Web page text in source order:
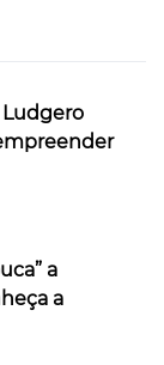
Ludgero
a
a